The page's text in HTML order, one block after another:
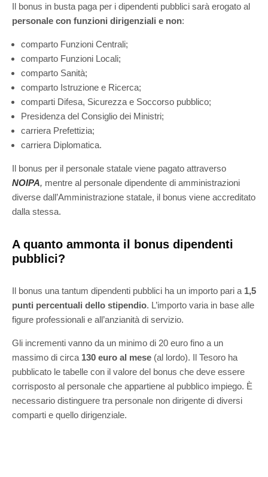
Il bonus in busta paga per i dipendenti pubblici sarà erogato al
personale con funzioni dirigenziali e non:
comparto Funzioni Centrali;
comparto Funzioni Locali;
comparto Sanità;
comparto Istruzione e Ricerca;
comparti Difesa, Sicurezza e Soccorso pubblico;
Presidenza del Consiglio dei Ministri;
carriera Prefettizia;
carriera Diplomatica.
Il bonus per il personale statale viene pagato attraverso
NOIPA, mentre al personale dipendente di amministrazioni
diverse dall’Amministrazione statale, il bonus viene accreditato
dalla stessa.
A quanto ammonta il bonus dipendenti
pubblici?
Il bonus una tantum dipendenti pubblici ha un importo pari a 1,5
punti percentuali dello stipendio. L’importo varia in base alle
figure professionali e all’anzianità di servizio.
Gli incrementi vanno da un minimo di 20 euro fino a un
massimo di circa 130 euro al mese (al lordo). Il Tesoro ha
pubblicato le tabelle con il valore del bonus che deve essere
corrisposto al personale che appartiene al pubblico impiego. È
necessario distinguere tra personale non dirigente di diversi
comparti e quello dirigenziale.